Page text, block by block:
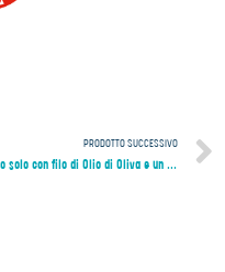
PRODOTTO SUCCESSIVO
Tonno solo con filo di Olio di Oliva e un pizzico di sale | 6x60g